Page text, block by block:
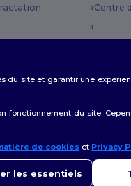
Centre
du site et garantir une
fonctionnement du site.
de cookies et Privacy
les essentiels
des questions ou des
tout moment. Notre chatbot est